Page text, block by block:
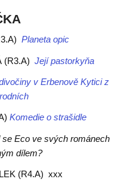
Planeta opic
(R3.A) Její pastorkyňa
v Erbenově Kytici z
Komedie o strašidle
se Eco ve svých románech
dílem?
(R4.A) xxx